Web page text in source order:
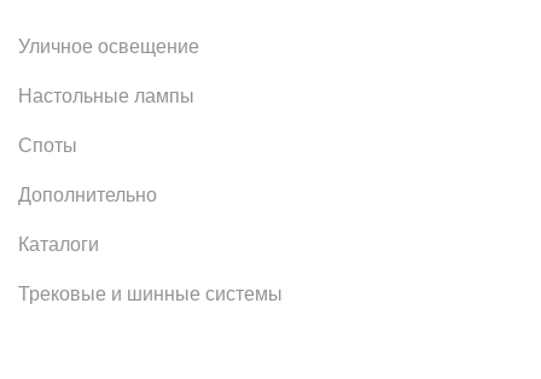
Уличное освещение
Настольные лампы
Споты
Дополнительно
Каталоги
Трековые и шинные системы